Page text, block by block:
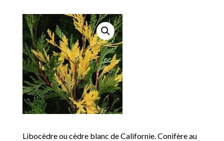
Libocèdre ou cèdre blanc de Californie. Conifère au